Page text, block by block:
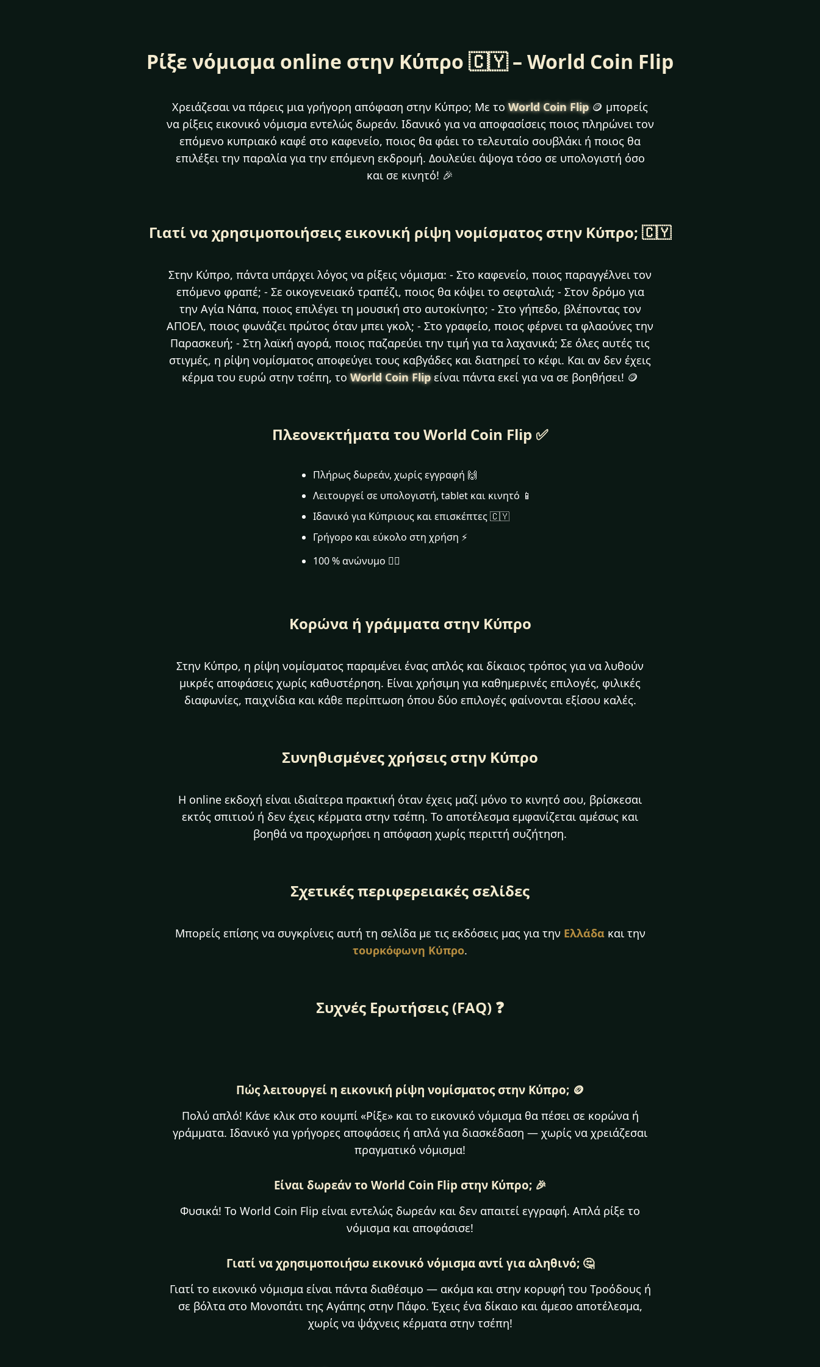
Ρίξε νόμισμα online στην Κύπρο 🇨🇾 – World Coin Flip
Χρειάζεσαι να πάρεις μια γρήγορη απόφαση στην Κύπρο; Με τοWorld Coin Flip🪙 μπορείς
να ρίξεις εικονικό νόμισμα εντελώς δωρεάν. Ιδανικό για να αποφασίσεις ποιος πληρώνει τον
επόμενο κυπριακό καφέ στο καφενείο, ποιος θα φάει το τελευταίο σουβλάκι ή ποιος θα
επιλέξει την παραλία για την επόμενη εκδρομή. Δουλεύει άψογα τόσο σε υπολογιστή όσο
και σε κινητό! 🎉
Γιατί να χρησιμοποιήσεις εικονική ρίψη νομίσματος στην Κύπρο; 🇨🇾
Στην Κύπρο, πάντα υπάρχει λόγος να ρίξεις νόμισμα: - Στο καφενείο, ποιος παραγγέλνει τον
επόμενο φραπέ; - Σε οικογενειακό τραπέζι, ποιος θα κόψει το σεφταλιά; - Στον δρόμο για
την Αγία Νάπα, ποιος επιλέγει τη μουσική στο αυτοκίνητο; - Στο γήπεδο, βλέποντας τον
ΑΠΟΕΛ, ποιος φωνάζει πρώτος όταν μπει γκολ; - Στο γραφείο, ποιος φέρνει τα φλαούνες την
Παρασκευή; - Στη λαϊκή αγορά, ποιος παζαρεύει την τιμή για τα λαχανικά; Σε όλες αυτές τις
στιγμές, η ρίψη νομίσματος αποφεύγει τους καβγάδες και διατηρεί το κέφι. Και αν δεν έχεις
κέρμα του ευρώ στην τσέπη, τοWorld Coin Flipείναι πάντα εκεί για να σε βοηθήσει! 🪙
Πλεονεκτήματα του World Coin Flip ✅
Πλήρως δωρεάν, χωρίς εγγραφή 🙌
Λειτουργεί σε υπολογιστή, tablet και κινητό 📱
Ιδανικό για Κύπριους και επισκέπτες 🇨🇾
Γρήγορο και εύκολο στη χρήση ⚡
100 % ανώνυμο 🕵️‍♂️
Κορώνα ή γράμματα στην Κύπρο
Στην Κύπρο, η ρίψη νομίσματος παραμένει ένας απλός και δίκαιος τρόπος για να λυθούν
μικρές αποφάσεις χωρίς καθυστέρηση. Είναι χρήσιμη για καθημερινές επιλογές, φιλικές
διαφωνίες, παιχνίδια και κάθε περίπτωση όπου δύο επιλογές φαίνονται εξίσου καλές.
Συνηθισμένες χρήσεις στην Κύπρο
Η online εκδοχή είναι ιδιαίτερα πρακτική όταν έχεις μαζί μόνο το κινητό σου, βρίσκεσαι
εκτός σπιτιού ή δεν έχεις κέρματα στην τσέπη. Το αποτέλεσμα εμφανίζεται αμέσως και
βοηθά να προχωρήσει η απόφαση χωρίς περιττή συζήτηση.
Σχετικές περιφερειακές σελίδες
Μπορείς επίσης να συγκρίνεις αυτή τη σελίδα με τις εκδόσεις μας για την Ελλάδακαι την
τουρκόφωνη Κύπρο.
Συχνές Ερωτήσεις (FAQ) ❓
Πώς λειτουργεί η εικονική ρίψη νομίσματος στην Κύπρο; 🪙
Πολύ απλό! Κάνε κλικ στο κουμπί «Ρίξε» και το εικονικό νόμισμα θα πέσει σε κορώνα ή
γράμματα. Ιδανικό για γρήγορες αποφάσεις ή απλά για διασκέδαση — χωρίς να χρειάζεσαι
πραγματικό νόμισμα!
Είναι δωρεάν το World Coin Flip στην Κύπρο; 🎉
Φυσικά! Το World Coin Flip είναι εντελώς δωρεάν και δεν απαιτεί εγγραφή. Απλά ρίξε το
νόμισμα και αποφάσισε!
Γιατί να χρησιμοποιήσω εικονικό νόμισμα αντί για αληθινό; 🤔
Γιατί το εικονικό νόμισμα είναι πάντα διαθέσιμο — ακόμα και στην κορυφή του Τροόδους ή
σε βόλτα στο Μονοπάτι της Αγάπης στην Πάφο. Έχεις ένα δίκαιο και άμεσο αποτέλεσμα,
χωρίς να ψάχνεις κέρματα στην τσέπη!